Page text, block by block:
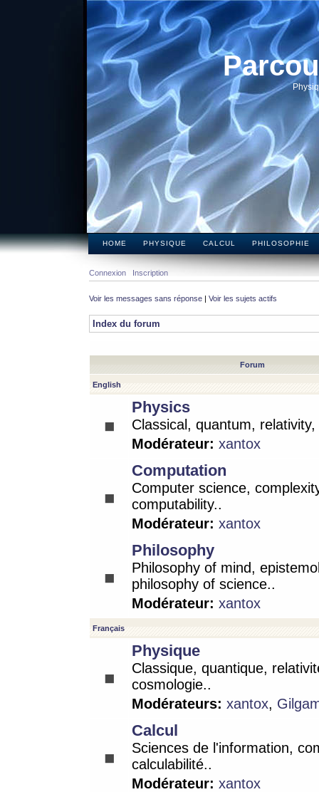
HOME PHYSIQUE CALCUL PHILOSOPHIE
Connexion Inscription
Voir les messages sans réponse | Voir les sujets actifs
Index du forum
Forum
English
Physics
Classical, quantum,
Modérateur: xantox
Computation
Computer science,
computability..
Modérateur: xantox
Philosophy
Philosophy of mind,
philosophy of science..
Modérateur: xantox
Français
Physique
Classique, quantique,
cosmologie..
Modérateurs: xantox,
Calcul
Sciences de l'information,
calculabilité..
Modérateur: xantox